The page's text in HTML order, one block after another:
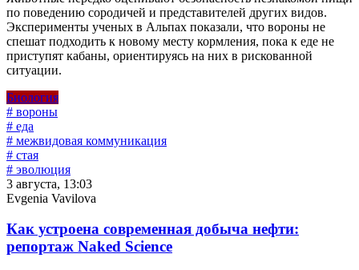
по поведению сородичей и представителей других видов.
Эксперименты ученых в Альпах показали, что вороны не
спешат подходить к новому месту кормления, пока к еде не
приступят кабаны, ориентируясь на них в рискованной
ситуации.
Биология
# вороны
# еда
# межвидовая коммуникация
# стая
# эволюция
3 августа, 13:03
Evgenia Vavilova
Как устроена современная добыча нефти:
репортаж Naked Science